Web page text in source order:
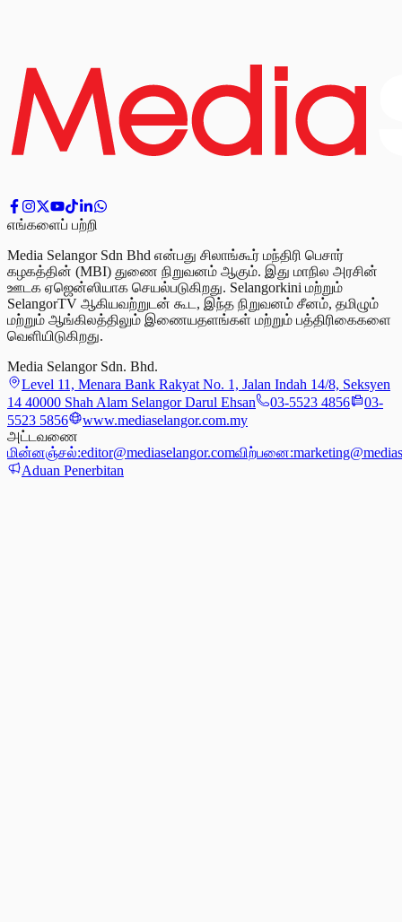
எங்களைப் பற்றி
Media Selangor Sdn Bhd என்பது சிலாங்கூர் மந்திரி பெசார்
கழகத்தின் (MBI) துணை நிறுவனம் ஆகும். இது மாநில அரசின்
ஊடக ஏஜென்ஸியாக செயல்படுகிறது. Selangorkini மற்றும்
SelangorTV ஆகியவற்றுடன் கூட, இந்த நிறுவனம் சீனம், தமிழும்
மற்றும் ஆங்கிலத்திலும் இணையதளங்கள் மற்றும் பத்திரிகைகளை
வெளியிடுகிறது.
Media Selangor Sdn. Bhd.
Level 11, Menara Bank Rakyat No. 1, Jalan Indah 14/8, Seksyen
14 40000 Shah Alam Selangor Darul Ehsan
03-5523 4856
03-
5523 5856
www.mediaselangor.com.my
அட்டவணை
மின்னஞ்சல்:editor@mediaselangor.comவிற்பனை:
Aduan Penerbitan